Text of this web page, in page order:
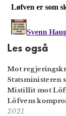
Les også
Mot
Statsministeren
Mistillit mot
Löfvens
2021